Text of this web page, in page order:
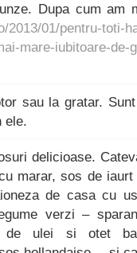
Dupa cum am
2013/01/pentru-toti-
mare-iubitoare-de-
sau la gratar.
ele.
delicioase.
marar, sos de
de casa cu
verzi –
de ulei si otet